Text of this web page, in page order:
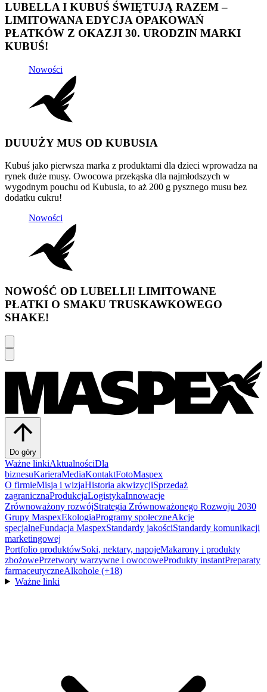
LUBELLA I KUBUŚ ŚWIĘTUJĄ RAZEM –
LIMITOWANA EDYCJA OPAKOWAŃ
PŁATKÓW Z OKAZJI 30. URODZIN MARKI
KUBUŚ!
Nowości
DUUUŻY MUS OD KUBUSIA
Kubuś jako pierwsza marka z produktami dla dzieci wprowadza na
rynek duże musy. Owocowa przekąska dla najmłodszych w
wygodnym pouchu od Kubusia, to aż 200 g pysznego musu bez
dodatku cukru!
Nowości
NOWOŚĆ OD LUBELLI! LIMITOWANE
PŁATKI O SMAKU TRUSKAWKOWEGO
SHAKE!
Do góry
Ważne linkiAktualnościDla
biznesuKarieraMediaKontaktFotoMaspex
O firmieMisja i wizjaHistoria akwizycjiSprzedaż
zagranicznaProdukcjaLogistykaInnowacje
Zrównoważony rozwójStrategia Zrównoważonego Rozwoju 2030
Grupy MaspexEkologiaProgramy społeczneAkcje
specjalneFundacja MaspexStandardy jakościStandardy komunikacji
marketingowej
Portfolio produktówSoki, nektary, napojeMakarony i produkty
zbożowePrzetwory warzywne i owocoweProdukty instantPreparaty
farmaceutyczneAlkohole (+18)
Ważne linki